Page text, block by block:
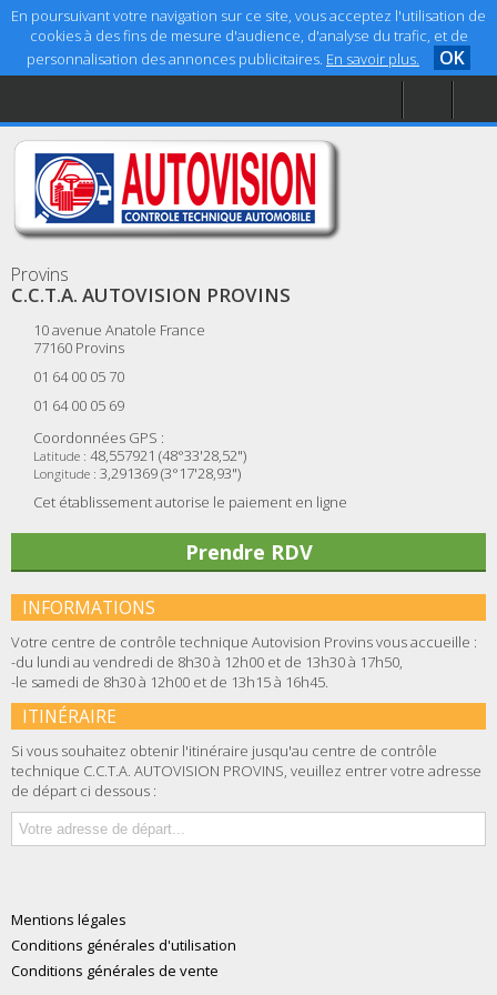
En poursuivant votre navigation sur ce site, vous acceptez l'utilisation de
cookies à des fins de mesure d'audience, d'analyse du trafic, et de
personnalisation des annonces publicitaires. En savoir plus. OK
Accueil
Aide
Mentions légales
Provins
C.C.T.A. AUTOVISION PROVINS
10 avenue Anatole France
77160 Provins
01 64 00 05 70
01 64 00 05 69
Coordonnées GPS :
Latitude : 48,557921 (48°33'28,52")
Longitude : 3,291369 (3°17'28,93")
Cet établissement autorise le paiement en ligne
Prendre RDV
INFORMATIONS
Votre centre de contrôle technique Autovision Provins vous accueille :
-du lundi au vendredi de 8h30 à 12h00 et de 13h30 à 17h50,
-le samedi de 8h30 à 12h00 et de 13h15 à 16h45.
ITINÉRAIRE
Si vous souhaitez obtenir l'itinéraire jusqu'au centre de contrôle
technique C.C.T.A. AUTOVISION PROVINS, veuillez entrer votre adresse
de départ ci dessous :
Mentions légales
Conditions générales d'utilisation
Conditions générales de vente